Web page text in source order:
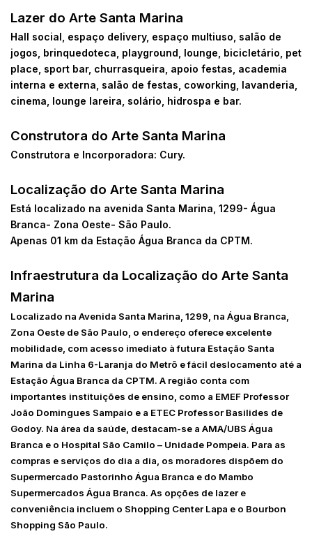
Lazer do Arte Santa Marina
Hall social, espaço delivery, espaço multiuso, salão de
jogos, brinquedoteca, playground, lounge, bicicletário, pet
place, sport bar, churrasqueira, apoio festas, academia
interna e externa, salão de festas, coworking, lavanderia,
cinema, lounge lareira, solário, hidrospa e bar.
Construtora do Arte Santa Marina
Construtora e Incorporadora: Cury.
Localização do Arte Santa Marina
Está localizado na avenida Santa Marina, 1299- Água
Branca- Zona Oeste- São Paulo.
Apenas 01 km da Estação Água Branca da CPTM.
Infraestrutura da Localização do Arte Santa
Marina
Localizado na Avenida Santa Marina, 1299, na Água Branca,
Zona Oeste de São Paulo, o endereço oferece excelente
mobilidade, com acesso imediato à futura Estação Santa
Marina da Linha 6-Laranja do Metrô e fácil deslocamento até a
Estação Água Branca da CPTM. A região conta com
importantes instituições de ensino, como a EMEF Professor
João Domingues Sampaio e a ETEC Professor Basilides de
Godoy. Na área da saúde, destacam-se a AMA/UBS Água
Branca e o Hospital São Camilo – Unidade Pompeia. Para as
compras e serviços do dia a dia, os moradores dispõem do
Supermercado Pastorinho Água Branca e do Mambo
Supermercados Água Branca. As opções de lazer e
conveniência incluem o Shopping Center Lapa e o Bourbon
Shopping São Paulo.